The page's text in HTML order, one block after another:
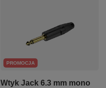
PROMOCJA
Wtyk Jack 6.3 mm mono